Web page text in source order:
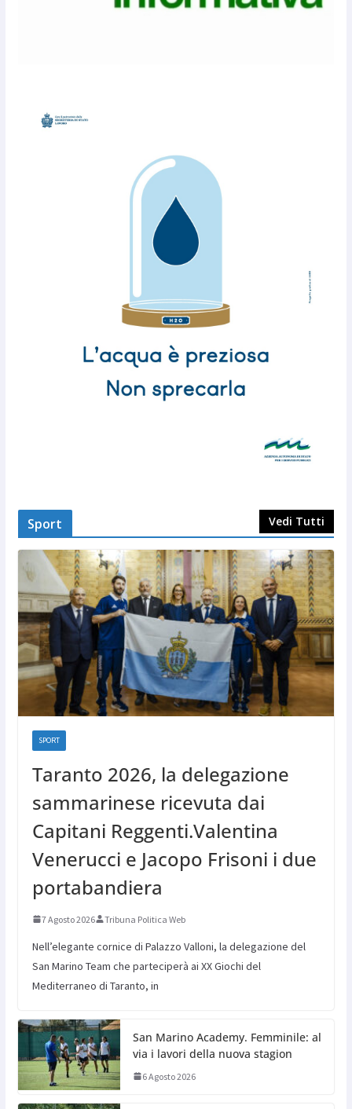
Sport Vedi Tutti
SPORT
Taranto 2026, la delegazione
sammarinese ricevuta dai
Capitani Reggenti.Valentina
Venerucci e Jacopo Frisoni i due
portabandiera
7 Agosto 2026 Tribuna Politica Web
Nell’elegante cornice di Palazzo Valloni, la delegazione del
San Marino Team che parteciperà ai XX Giochi del
Mediterraneo di Taranto, in
San Marino Academy. Femminile: al
via i lavori della nuova stagion
6 Agosto 2026